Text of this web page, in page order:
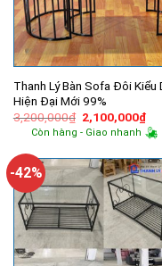
Thanh Lý Bàn Sofa Đôi Kiểu
Hiện Đại Mới 99%
3,200,000₫ Giá
gốc
là:
2,100,000₫Giá
hiện
tại
Còn hàng - Giao nhanh
-42%